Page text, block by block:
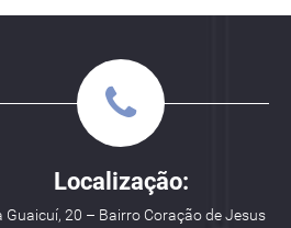
Localização:
Guaicuí, 20 – Bairro Coração de Jesus